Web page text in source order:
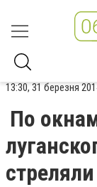
13:30, 31 березня
По